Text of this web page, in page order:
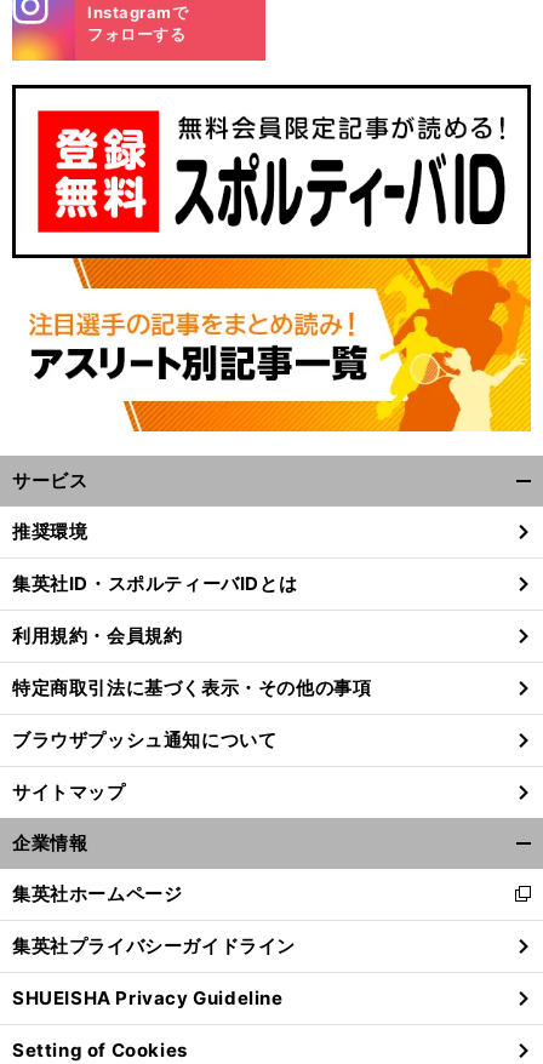
へ
m
Instagramで
フォローする
サービス
閉
る
推奨環境
集英社ID・スポルティーバIDとは
利用規約・会員規約
特定商取引法に基づく表示・その他の事項
ブラウザプッシュ通知について
サイトマップ
企業情報
閉
る
集英社ホームページ
新
し
い
ウ
ィ
ン
ド
集英社プライバシーガイドライン
SHUEISHA Privacy Guideline
Setting of Cookies